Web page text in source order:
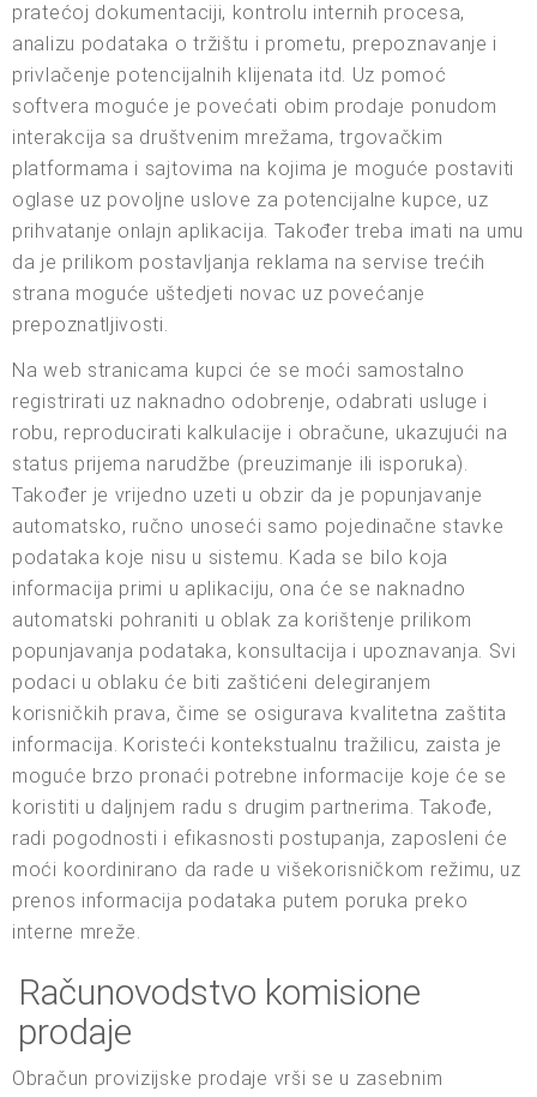
pratećoj dokumentaciji, kontrolu internih procesa,
analizu podataka o tržištu i prometu, prepoznavanje i
privlačenje potencijalnih klijenata itd. Uz pomoć
softvera moguće je povećati obim prodaje ponudom
interakcija sa društvenim mrežama, trgovačkim
platformama i sajtovima na kojima je moguće postaviti
oglase uz povoljne uslove za potencijalne kupce, uz
prihvatanje onlajn aplikacija. Također treba imati na umu
da je prilikom postavljanja reklama na servise trećih
strana moguće uštedjeti novac uz povećanje
prepoznatljivosti.
Na web stranicama kupci će se moći samostalno
registrirati uz naknadno odobrenje, odabrati usluge i
robu, reproducirati kalkulacije i obračune, ukazujući na
status prijema narudžbe (preuzimanje ili isporuka).
Također je vrijedno uzeti u obzir da je popunjavanje
automatsko, ručno unoseći samo pojedinačne stavke
podataka koje nisu u sistemu. Kada se bilo koja
informacija primi u aplikaciju, ona će se naknadno
automatski pohraniti u oblak za korištenje prilikom
popunjavanja podataka, konsultacija i upoznavanja. Svi
podaci u oblaku će biti zaštićeni delegiranjem
korisničkih prava, čime se osigurava kvalitetna zaštita
informacija. Koristeći kontekstualnu tražilicu, zaista je
moguće brzo pronaći potrebne informacije koje će se
koristiti u daljnjem radu s drugim partnerima. Takođe,
radi pogodnosti i efikasnosti postupanja, zaposleni će
moći koordinirano da rade u višekorisničkom režimu, uz
prenos informacija podataka putem poruka preko
interne mreže.
Računovodstvo komisione
prodaje
Obračun provizijske prodaje vrši se u zasebnim